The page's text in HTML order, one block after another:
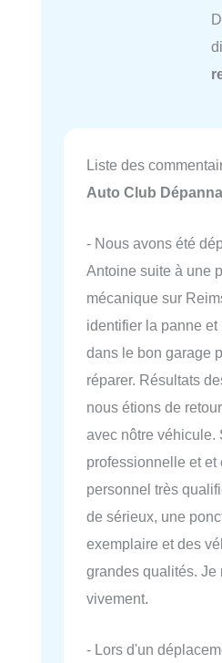
Liste des
Auto Club
- Nous avons été
Antoine suite à une
mécanique sur
identifier la panne
dans le bon garage
réparer. Résultats
nous étions de
avec nôtre véhicule.
professionnelle et et
personnel très
de sérieux, une
exemplaire et des
grandes qualités. Je
vivement.
- Lors d'un